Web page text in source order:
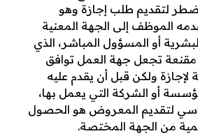
لتقديم طلب إجازة وهو
الموظف إلى الجهة المعنية
أو المسؤول المباشر، الذي
تجعل جهة العمل توافق
لإجازة ولكن قبل أن يقدم عليه
أو الشركة التي يعمل بها،
لتقديم المعروض هو الحصول
من الجهة المختصة.